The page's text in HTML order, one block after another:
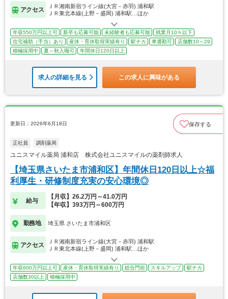
アクセス
ＪＲ湘南新宿ライン線(大宮－赤羽) 浦和駅
ＪＲ東北本線(上野－盛岡) 浦和駅…ほか
年収550万円以上可 新卒も応募可能 未経験者も応募可能
残業月10ｈ以下
住宅補助（手当）あり
産休・育休取得実績有り 駅チカ 車通勤可
店舗数10～29
積極採用中
夏～秋入職可 年間休日120日以上
求人の詳細を見る この求人に興味がある
更新日：2026年6月18日 保存する
正社員 調剤薬局
ユニスマイル薬局 浦和店 株式会社ユニスマイルの薬剤師求人
【埼玉県さいたま市浦和区】年間休日120日以上☆福
利厚生・研修制度充実の安心環境◎
給与
【月収】26.2万円～41.0万円
【年収】393万円～600万円
勤務地 埼玉県 さいたま市浦和区
アクセス
ＪＲ湘南新宿ライン線(大宮－赤羽) 浦和駅
ＪＲ東北本線(上野－盛岡) 浦和駅…ほか
年収600万円以上可 産休・育休取得実績有り 総合門前 スキルアップ
駅チカ
店舗数30以上
積極採用中